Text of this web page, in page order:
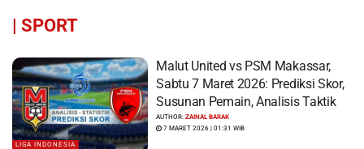
| SPORT
LIGA INDONESIA
Malut United vs PSM Makassar,
Sabtu 7 Maret 2026: Prediksi Skor,
Susunan Pemain, Analisis Taktik
AUTHOR:ZAINAL BARAK
7 MARET 2026 | 01:31 WIB